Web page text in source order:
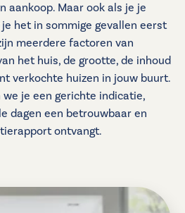
aankoop. Maar ook als je je
het in sommige gevallen eerst
meerdere factoren van
het huis, de grootte, de inhoud
verkochte huizen in jouw buurt.
je een gerichte indicatie,
dagen een betrouwbaar en
ontvangt.